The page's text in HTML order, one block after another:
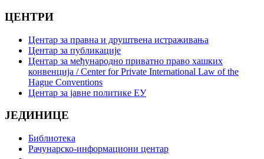
ЦЕНТРИ
Центар за правна и друштвена истраживања
Центар за публикације
Центар за међународно приватно право хашких
конвенција / Center for Private International Law of the
Hague Conventions
Центар за јавне политике ЕУ
ЈЕДИНИЦЕ
Библиотека
Рачунарско-информациони центар